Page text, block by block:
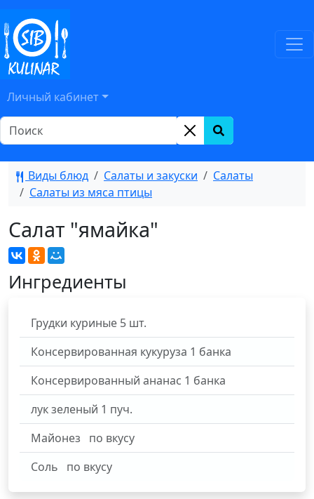
Личный кабинет
Виды блюд Салаты и закуски
Салаты
Салаты из мяса птицы
Салат "ямайка"
Ингредиенты
Грудки куриные 5 шт.
Консервированная кукуруза 1 банка
Консервированный ананас 1 банка
лук зеленый 1 пуч.
Майонез
по вкусу
Соль
по вкусу